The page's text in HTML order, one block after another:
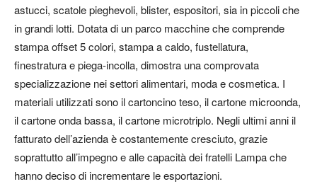
astucci, scatole pieghevoli, blister, espositori, sia in piccoli che
in grandi lotti. Dotata di un parco macchine che comprende
stampa offset 5 colori, stampa a caldo, fustellatura,
finestratura e piega-incolla, dimostra una comprovata
specializzazione nei settori alimentari, moda e cosmetica. I
materiali utilizzati sono il cartoncino teso, il cartone microonda,
il cartone onda bassa, il cartone microtriplo. Negli ultimi anni il
fatturato dell’azienda è costantemente cresciuto, grazie
soprattutto all’impegno e alle capacità dei fratelli Lampa che
hanno deciso di incrementare le esportazioni.